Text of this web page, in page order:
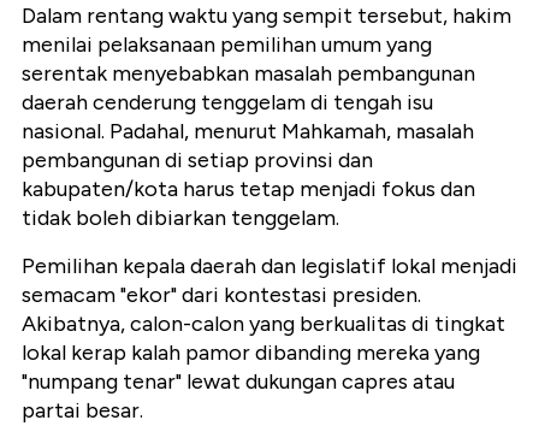
Dalam rentang waktu yang sempit tersebut, hakim
menilai pelaksanaan pemilihan umum yang
serentak menyebabkan masalah pembangunan
daerah cenderung tenggelam di tengah isu
nasional. Padahal, menurut Mahkamah, masalah
pembangunan di setiap provinsi dan
kabupaten/kota harus tetap menjadi fokus dan
tidak boleh dibiarkan tenggelam.
Pemilihan kepala daerah dan legislatif lokal menjadi
semacam "ekor" dari kontestasi presiden.
Akibatnya, calon-calon yang berkualitas di tingkat
lokal kerap kalah pamor dibanding mereka yang
"numpang tenar" lewat dukungan capres atau
partai besar.